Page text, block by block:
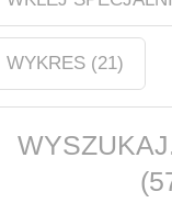
WYKRES(21)